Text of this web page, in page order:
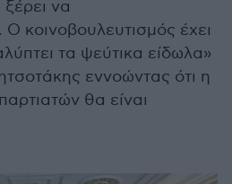
να
κοινοβουλευτισμός έχει
τα ψεύτικα είδωλα»
εννοώντας ότι η
θα είναι